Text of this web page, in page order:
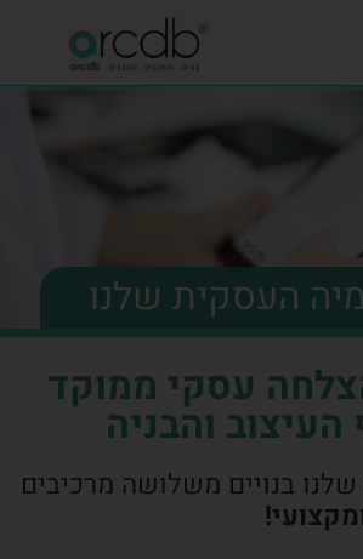
העסקית שלנו
עסקי ממוקד
העיצוב והבניה
בנויים משלושה מרכיבים